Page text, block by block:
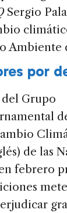
Sergio
Ambiente
por
del Grupo
de las
febrero